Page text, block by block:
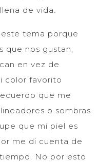
de vida.
tema porque
que nos gustan,
en vez de
color favorito
que me
o sombras
que mi piel es
me di cuenta de
No por esto